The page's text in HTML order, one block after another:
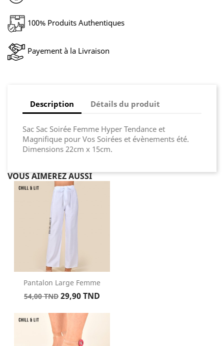
100% Produits Authentiques
Payement à la Livraison
Description Détails du produit
Sac Sac Soirée Femme Hyper Tendance et
Magnifique pour Vos Soirées et évènements été.
Dimensions 22cm x 15cm.
VOUS AIMEREZ AUSSI
Pantalon Large Femme
Prix
base
54,00 TND Prix
29,90 TND